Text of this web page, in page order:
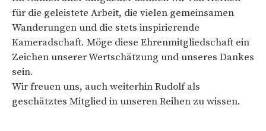
für die geleistete Arbeit, die vielen gemeinsamen
Wanderungen und die stets inspirierende
Kameradschaft. Möge diese Ehrenmitgliedschaft ein
Zeichen unserer Wertschätzung und unseres Dankes
sein.
Wir freuen uns, auch weiterhin Rudolf als
geschätztes Mitglied in unseren Reihen zu wissen.